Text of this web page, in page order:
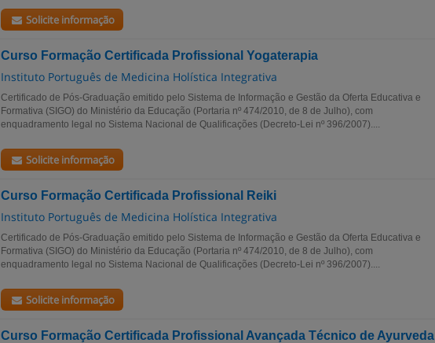
Solicite informação
Curso Formação Certificada Profissional Yogaterapia
Instituto Português de Medicina Holística Integrativa
Certificado de Pós-Graduação emitido pelo Sistema de Informação e Gestão da Oferta Educativa e
Formativa (SIGO) do Ministério da Educação (Portaria nº 474/2010, de 8 de Julho), com
enquadramento legal no Sistema Nacional de Qualificações (Decreto-Lei nº 396/2007)....
Solicite informação
Curso Formação Certificada Profissional Reiki
Instituto Português de Medicina Holística Integrativa
Certificado de Pós-Graduação emitido pelo Sistema de Informação e Gestão da Oferta Educativa e
Formativa (SIGO) do Ministério da Educação (Portaria nº 474/2010, de 8 de Julho), com
enquadramento legal no Sistema Nacional de Qualificações (Decreto-Lei nº 396/2007)....
Solicite informação
Curso Formação Certificada Profissional Avançada Técnico de Ayurveda